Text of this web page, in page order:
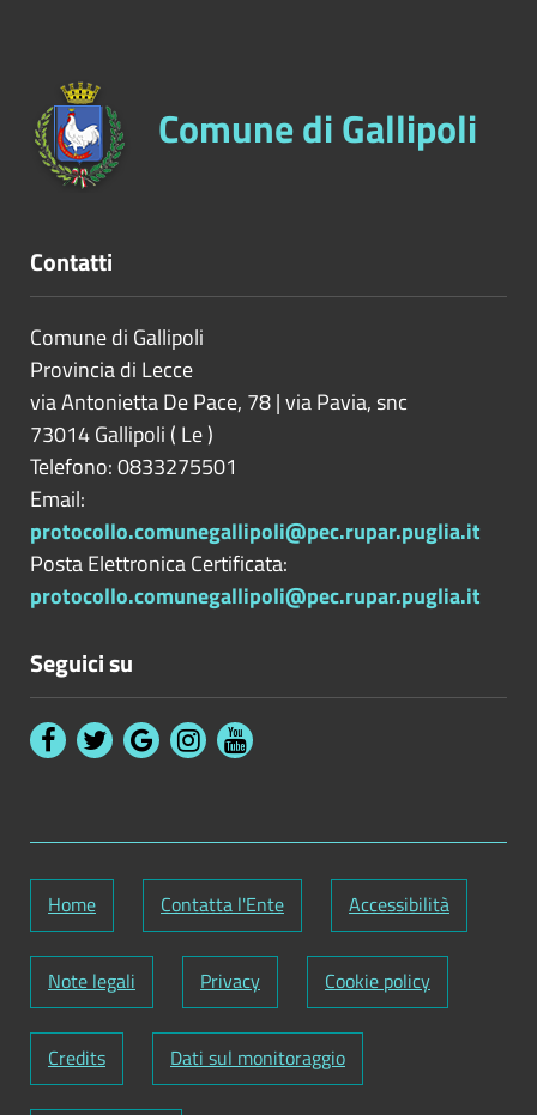
Comune di Gallipoli
Contatti
Comune di Gallipoli
Provincia di Lecce
via Antonietta De Pace, 78 | via Pavia, snc
73014Gallipoli ( Le)
Telefono: 0833275501
Email:
protocollo.comunegallipoli@pec.rupar.puglia.it
Posta Elettronica Certificata:
protocollo.comunegallipoli@pec.rupar.puglia.it
Seguici su
Home Contatta l'Ente Accessibilità
Note legali Privacy Cookie policy
Credits Dati sul monitoraggio